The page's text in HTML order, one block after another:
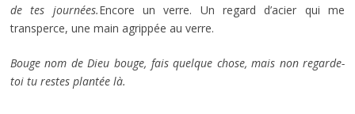
de tes journées.Encore un verre. Un regard d’acier qui me
transperce, une main agrippée au verre.
Bouge nom de Dieu bouge, fais quelque chose, mais non regarde-
toi tu restes plantée là.